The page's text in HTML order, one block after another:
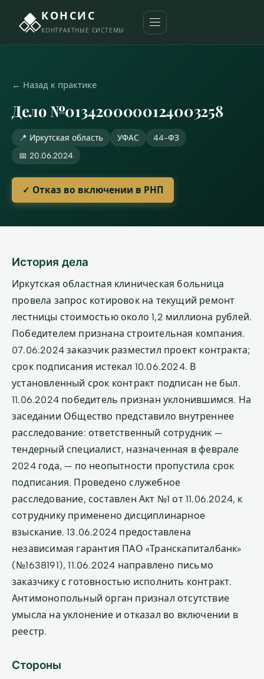
КОНСИС
КОНТРАКТНЫЕ СИСТЕМЫ
← Назад к практике
Дело №0134200000124003258
📍 Иркутская область УФАС
44-ФЗ
📅 20.06.2024
✓ Отказ во включении в РНП
История дела
Иркутская областная клиническая больница
провела запрос котировок на текущий ремонт
лестницы стоимостью около 1,2 миллиона рублей.
Победителем признана строительная компания.
07.06.2024 заказчик разместил проект контракта;
срок подписания истекал 10.06.2024. В
установленный срок контракт подписан не был.
11.06.2024 победитель признан уклонившимся. На
заседании Общество представило внутреннее
расследование: ответственный сотрудник —
тендерный специалист, назначенная в феврале
2024 года, — по неопытности пропустила срок
подписания. Проведено служебное
расследование, составлен Акт №1 от 11.06.2024, к
сотруднику применено дисциплинарное
взыскание. 13.06.2024 предоставлена
независимая гарантия ПАО «Транскапиталбанк»
(№1638191), 11.06.2024 направлено письмо
заказчику с готовностью исполнить контракт.
Антимонопольный орган признал отсутствие
умысла на уклонение и отказал во включении в
реестр.
Стороны